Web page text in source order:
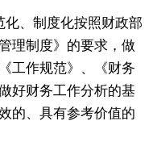
、制度化按照财政部
理制度》的要求，做
工作规范》、《财务
好财务工作分析的基
的、具有参考价值的